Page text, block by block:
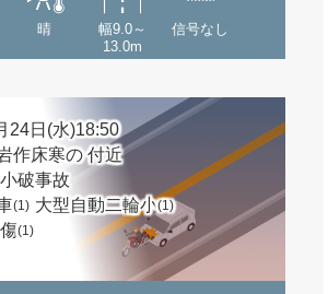
晴
幅9.0～
13.0m
信号なし
24日(水)18:50
作床寒の 付近
破事故
(1) 大型自動二輪小(1)
(1)